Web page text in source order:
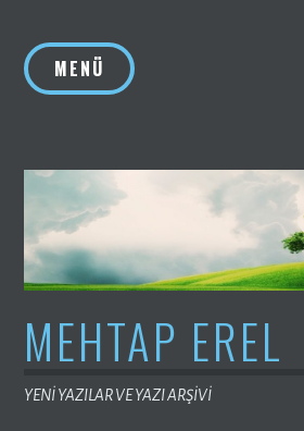
MENÜ
MEHTAP EREL
YENİ YAZILAR VE YAZI ARŞİVİ